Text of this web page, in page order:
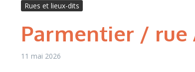
Rues et lieux-dits
Parmentier /
11 mai 2026